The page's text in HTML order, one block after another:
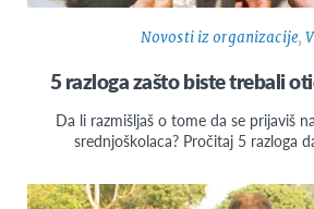
Novosti iz organizacije,
5 razloga zašto biste trebali
Da li razmišljaš o tome da se prijaviš
srednjoškolaca? Pročitaj 5 razloga